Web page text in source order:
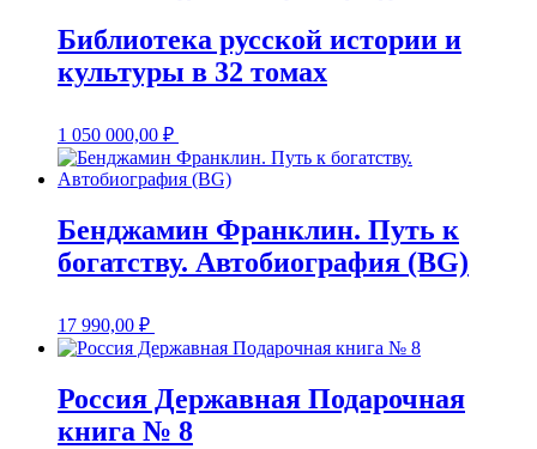
Библиотека русской истории и
культуры в 32 томах
1 050 000,00 ₽
Бенджамин Франклин. Путь к
богатству. Автобиография (BG)
17 990,00 ₽
Россия Державная Подарочная
книга № 8